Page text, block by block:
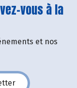
vous à la
et nos